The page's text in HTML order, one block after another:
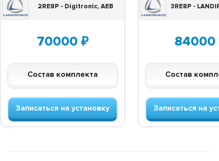
2RE8P - Digitronic, AEB
70000 ₽
Состав комплекта
Записаться на установку
3RE8P -
84000
Состав
Записаться на